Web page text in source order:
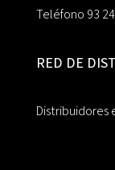
Teléfono 93
RED DE
Distribuidores